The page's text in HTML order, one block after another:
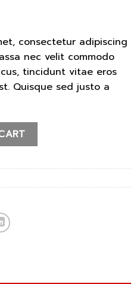
consectetur adipiscing
nec velit commodo
tincidunt vitae eros
Quisque sed justo a
quantity